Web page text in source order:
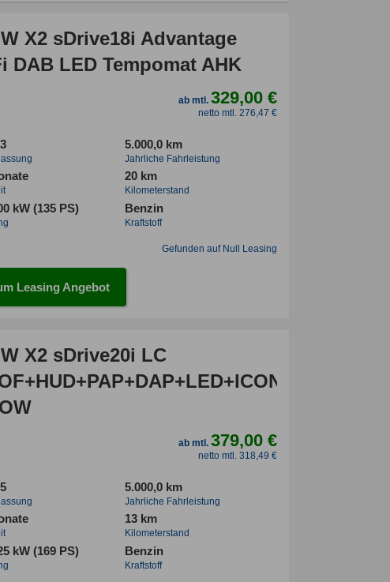
X2 sDrive18i Advantage
DAB LED Tempomat AHK
ab mtl.329,00 €
netto mtl. 276,47 €
5.000,0 km
Jahrliche Fahrleistung
20 km
Kilometerstand
kW (135 PS) Benzin
Kraftstoff
Gefunden auf Null Leasing
Leasing Angebot
X2 sDrive20i LC
ab mtl.379,00 €
netto mtl. 318,49 €
5.000,0 km
Jahrliche Fahrleistung
13 km
Kilometerstand
kW (169 PS) Benzin
Kraftstoff